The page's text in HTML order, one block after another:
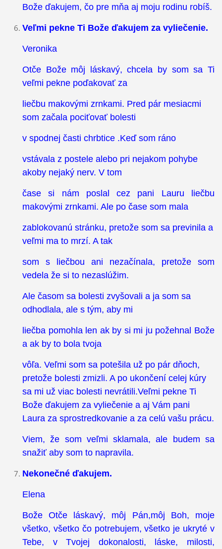
Bože ďakujem, čo pre mňa aj moju rodinu robíš.
Veľmi pekne Ti Bože ďakujem za vyliečenie.
Veronika
Otče Bože môj láskavý, chcela by som sa Ti
veľmi pekne poďakovať za
liečbu makovými zrnkami. Pred pár mesiacmi
som začala pociťovať bolesti
v spodnej časti chrbtice .Keď som ráno
vstávala z postele alebo pri nejakom pohybe
akoby nejaký nerv. V tom
čase si nám poslal cez pani Lauru liečbu
makovými zrnkami. Ale po čase som mala
zablokovanú stránku, pretože som sa previnila a
veľmi ma to mrzí. A tak
som s liečbou ani nezačínala, pretože som
vedela že si to nezaslúžim.
Ale časom sa bolesti zvyšovali a ja som sa
odhodlala, ale s tým, aby mi
liečba pomohla len ak by si mi ju požehnal Bože
a ak by to bola tvoja
vôľa. Veľmi som sa potešila už po pár dňoch,
pretože bolesti zmizli. A po ukončení celej kúry
sa mi už viac bolesti nevrátili.Veľmi pekne Ti
Bože ďakujem za vyliečenie a aj Vám pani
Laura za sprostredkovanie a za celú vašu prácu.
Viem, že som veľmi sklamala, ale budem sa
snažiť aby som to napravila.
Nekonečné ďakujem.
Elena
Bože Otče láskavý, môj Pán,môj Boh, moje
všetko, všetko čo potrebujem, všetko je ukryté v
Tebe, v Tvojej dokonalosti, láske, milosti,